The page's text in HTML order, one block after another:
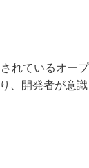
れているオー
、開発者が意